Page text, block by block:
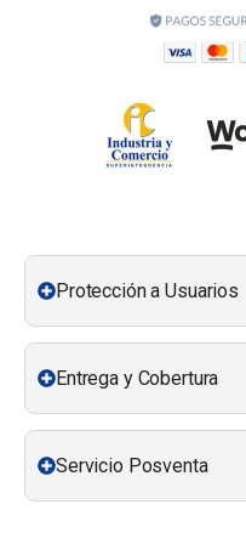
Protección a Usuarios
Entrega y Cobertura
Servicio Posventa